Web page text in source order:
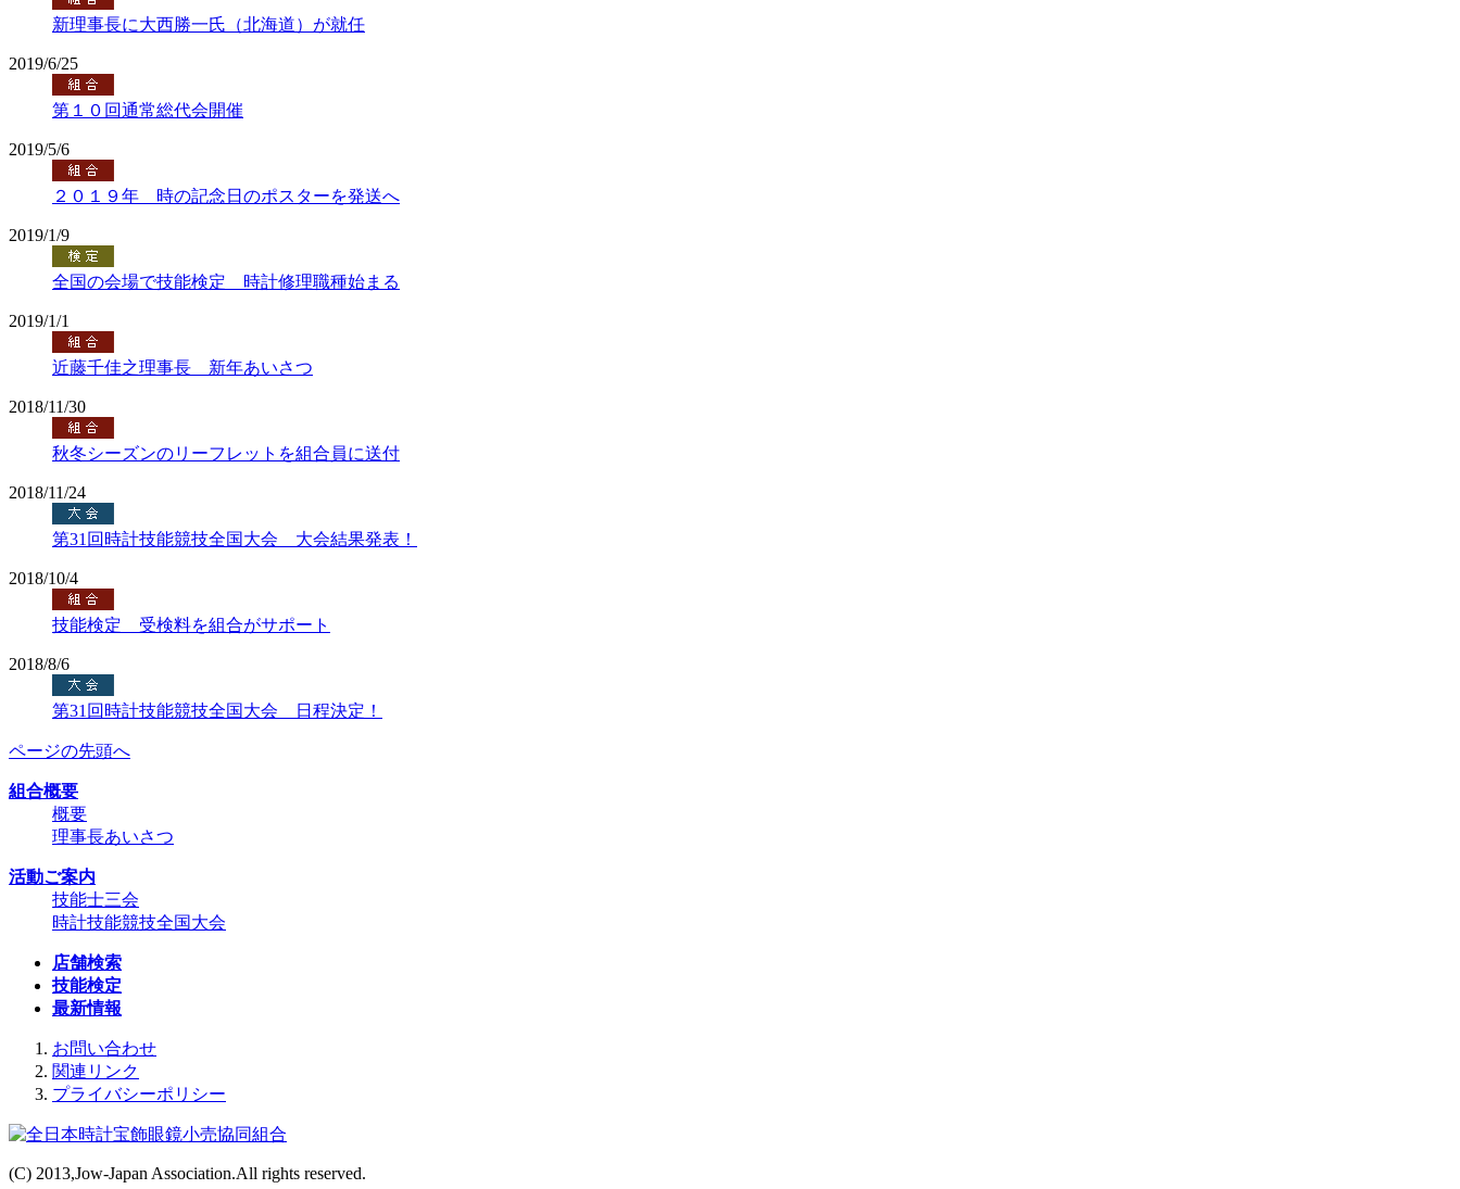
新理事長に大西勝一氏（北海道）が就任
2019/6/25
第１０回通常総代会開催
2019/5/6
２０１９年 時の記念日のポスターを発送へ
2019/1/9
全国の会場で技能検定 時計修理職種始まる
2019/1/1
近藤千佳之理事長 新年あいさつ
2018/11/30
秋冬シーズンのリーフレットを組合員に送付
2018/11/24
第31回時計技能競技全国大会 大会結果発表！
2018/10/4
技能検定 受検料を組合がサポート
2018/8/6
第31回時計技能競技全国大会 日程決定！
ページの先頭へ
組合概要
概要
理事長あいさつ
活動ご案内
技能士三会
時計技能競技全国大会
店舗検索
技能検定
最新情報
お問い合わせ
関連リンク
プライバシーポリシー
(C) 2013,Jow-Japan Association.All rights reserved.